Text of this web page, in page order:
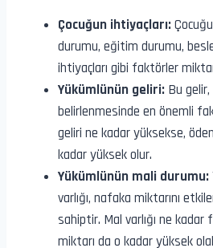
Çocuğun ihtiyaçları:
durumu, eğitim durumu,
ihtiyaçları gibi faktörler
Yükümlünün geliri: Bu
belirlenmesinde en önemli
geliri ne kadar yüksekse,
kadar yüksek olur.
Yükümlünün mali durumu:
varlığı, nafaka miktarını
sahiptir. Mal varlığı ne kadar
miktarı da o kadar yüksek